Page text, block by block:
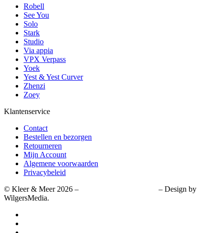
Robell
See You
Solo
Stark
Studio
Via appia
VPX Verpass
Yoek
Yest & Yest Curver
Zhenzi
Zoey
Klantenservice
Contact
Bestellen en bezorgen
Retourneren
Mijn Account
Algemene voorwaarden
Privacybeleid
© Kleer & Meer 2026 –
– Design by
WilgersMedia.